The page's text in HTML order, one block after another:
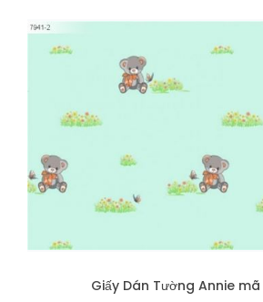
Giấy Dán Tường Annie